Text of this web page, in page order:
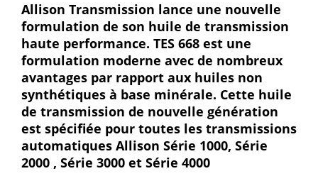
Allison Transmission lance une nouvelle
formulation de son huile de transmission
haute performance. TES 668 est une
formulation moderne avec de nombreux
avantages par rapport aux huiles non
synthétiques à base minérale. Cette huile
de transmission de nouvelle génération
est spécifiée pour toutes les transmissions
automatiques Allison Série 1000, Série
2000 , Série 3000 et Série 4000